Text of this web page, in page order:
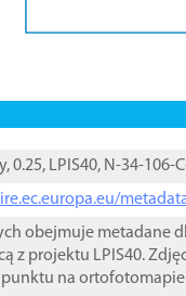
0.25, LPIS40, N-34-106-
obejmuje metadane
z projektu LPIS40.
punktu na